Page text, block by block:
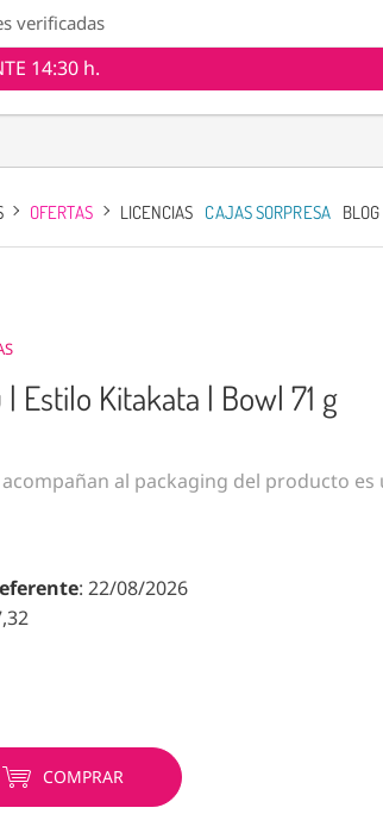
verificadas
14:30 h.
OFERTAS LICENCIAS CAJAS SORPRESA BLOG
Estilo Kitakata | Bowl 71 g
al packaging del producto es
: 22/08/2026
COMPRAR